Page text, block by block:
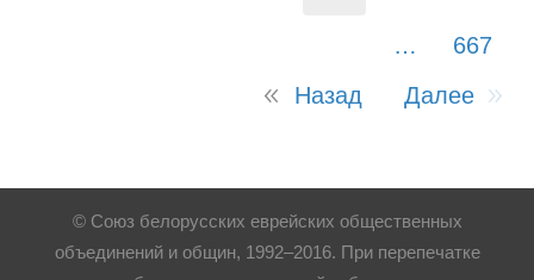
…
667
Назад
Далее
© Союз белорусских еврейских общественных
объединений и общин, 1992–2016. При перепечатке